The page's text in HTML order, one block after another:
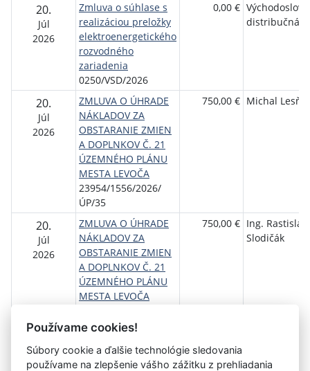
20.
Júl
2026
Zmluva o súhlase s
realizáciou preložky
elektroenergetického
rozvodného
zariadenia
0250/VSD/2026
0,00 €
distribučná,
20.
Júl
2026
ZMLUVA O ÚHRADE
NÁKLADOV ZA
OBSTARANIE ZMIEN
A DOPLNKOV Č. 21
ÚZEMNÉHO PLÁNU
MESTA LEVOČA
23954/1556/2026/
ÚP/35
750,00 € Michal
20.
Júl
2026
ZMLUVA O ÚHRADE
NÁKLADOV ZA
OBSTARANIE ZMIEN
A DOPLNKOV Č. 21
ÚZEMNÉHO PLÁNU
MESTA LEVOČA
ÚP/21
750,00 € Ing. Rastislav
Slodičák
Používame cookies!
Súbory cookie a ďalšie technológie sledovania
používame na zlepšenie vášho zážitku z prehliadania